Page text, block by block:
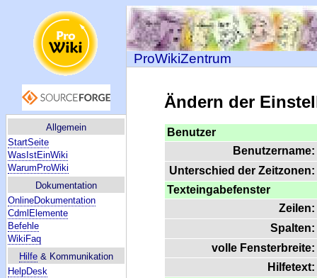
Allgemein
StartSeite
WasIstEinWiki
WarumProWiki
Dokumentation
OnlineDokumentation
CdmlElemente
Befehle
WikiFaq
Hilfe & Kommunikation
HelpDesk
ProWikiZentrum
Ändern der
Benutzer
Benutzername:
Unterschied der Zeitzonen:
Texteingabefenster
Zeilen:
Spalten:
volle Fensterbreite:
Hilfetext: